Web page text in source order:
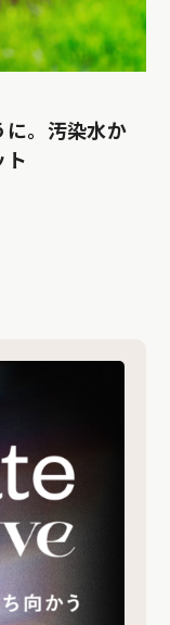
に。汚染水か
ト